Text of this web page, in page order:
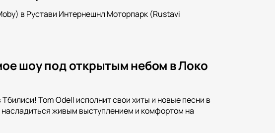
в Рустави Интернешнл Моторпарк (Rustavi
шоу под открытым небом в Локо
Tom Odell исполнит свои хиты и новые песни в
живым выступлением и комфортом на